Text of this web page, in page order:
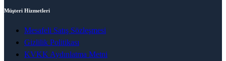
Müşteri Hizmetleri
Mesafeli Satış Sözleşmesi
Gizlilik Politikası
KVKK Aydınlatma Metni